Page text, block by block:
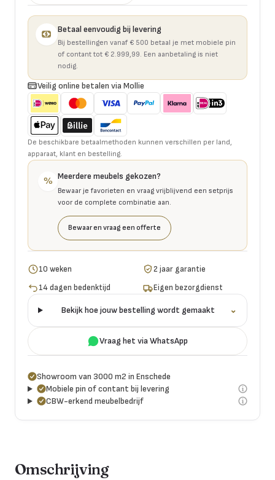
Betaal eenvoudig bij levering
Bij bestellingen vanaf € 500 betaal je met mobiele pin
of contant tot € 2.999,99. Een aanbetaling is niet
nodig.
Veilig online betalen via Mollie
De beschikbare betaalmethoden kunnen verschillen per land,
apparaat, klant en bestelling.
% Meerdere meubels gekozen?
Bewaar je favorieten en vraag vrijblijvend een setprijs
voor de complete combinatie aan.
Bewaar en vraag een offerte
10 weken
2 jaar garantie
14 dagen bedenktijd
Eigen bezorgdienst
Bekijk hoe jouw bestelling wordt gemaakt ⌄
Vraag het via WhatsApp
Showroom van 3000 m2 in Enschede
Mobiele pin of contant bij levering
CBW-erkend meubelbedrijf
Omschrijving